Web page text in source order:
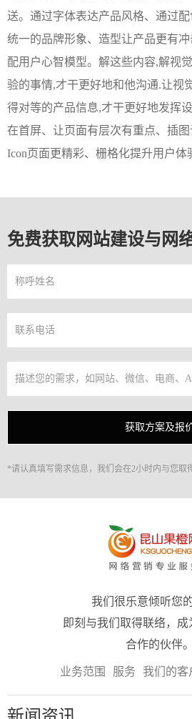
送。通过字体表达产品风格、通过
统一的品牌形象、造型让产品更有
配用户心智模型。解这些内容,解视
验的事情,才干更好地和他沟通.让视
得对等的产品信息,才干更好地发挥
在首屏、让页面有层次有重点、插
Icon页面更精彩、栅格化提升用户体
免费获取网站建设与网
*请认真填写需求信息，我们会在2小时内与您取
我们很乐意倾听您
即刻与我们取得联络，成
合作的伙伴。
业务范围 服务 我们的客